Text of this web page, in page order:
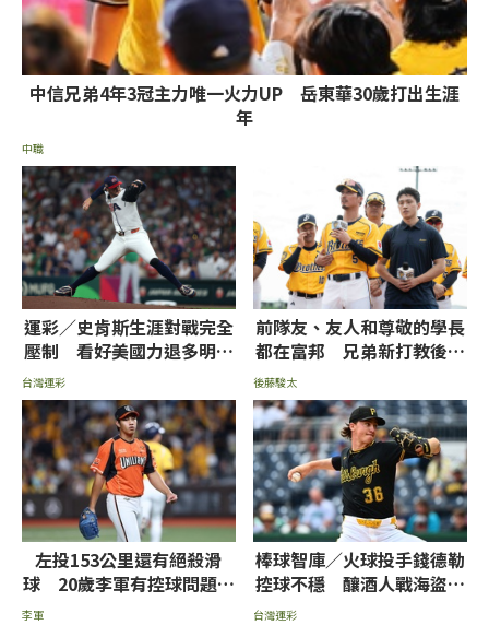
中信兄弟4年3冠主力唯一火力UP 岳東華30歲打出生涯
年
中職
運彩／史肯斯生涯對戰完全
壓制 看好美國力退多明尼
台灣運彩
前隊友、友人和尊敬的學長
都在富邦 兄弟新打教後藤
駿太：不想輸他們
後藤駿太
左投153公里還有絕殺滑
球 20歲李軍有控球問題
李軍
棒球智庫／火球投手錢德勒
控球不穩 釀酒人戰海盜拼
台灣運彩